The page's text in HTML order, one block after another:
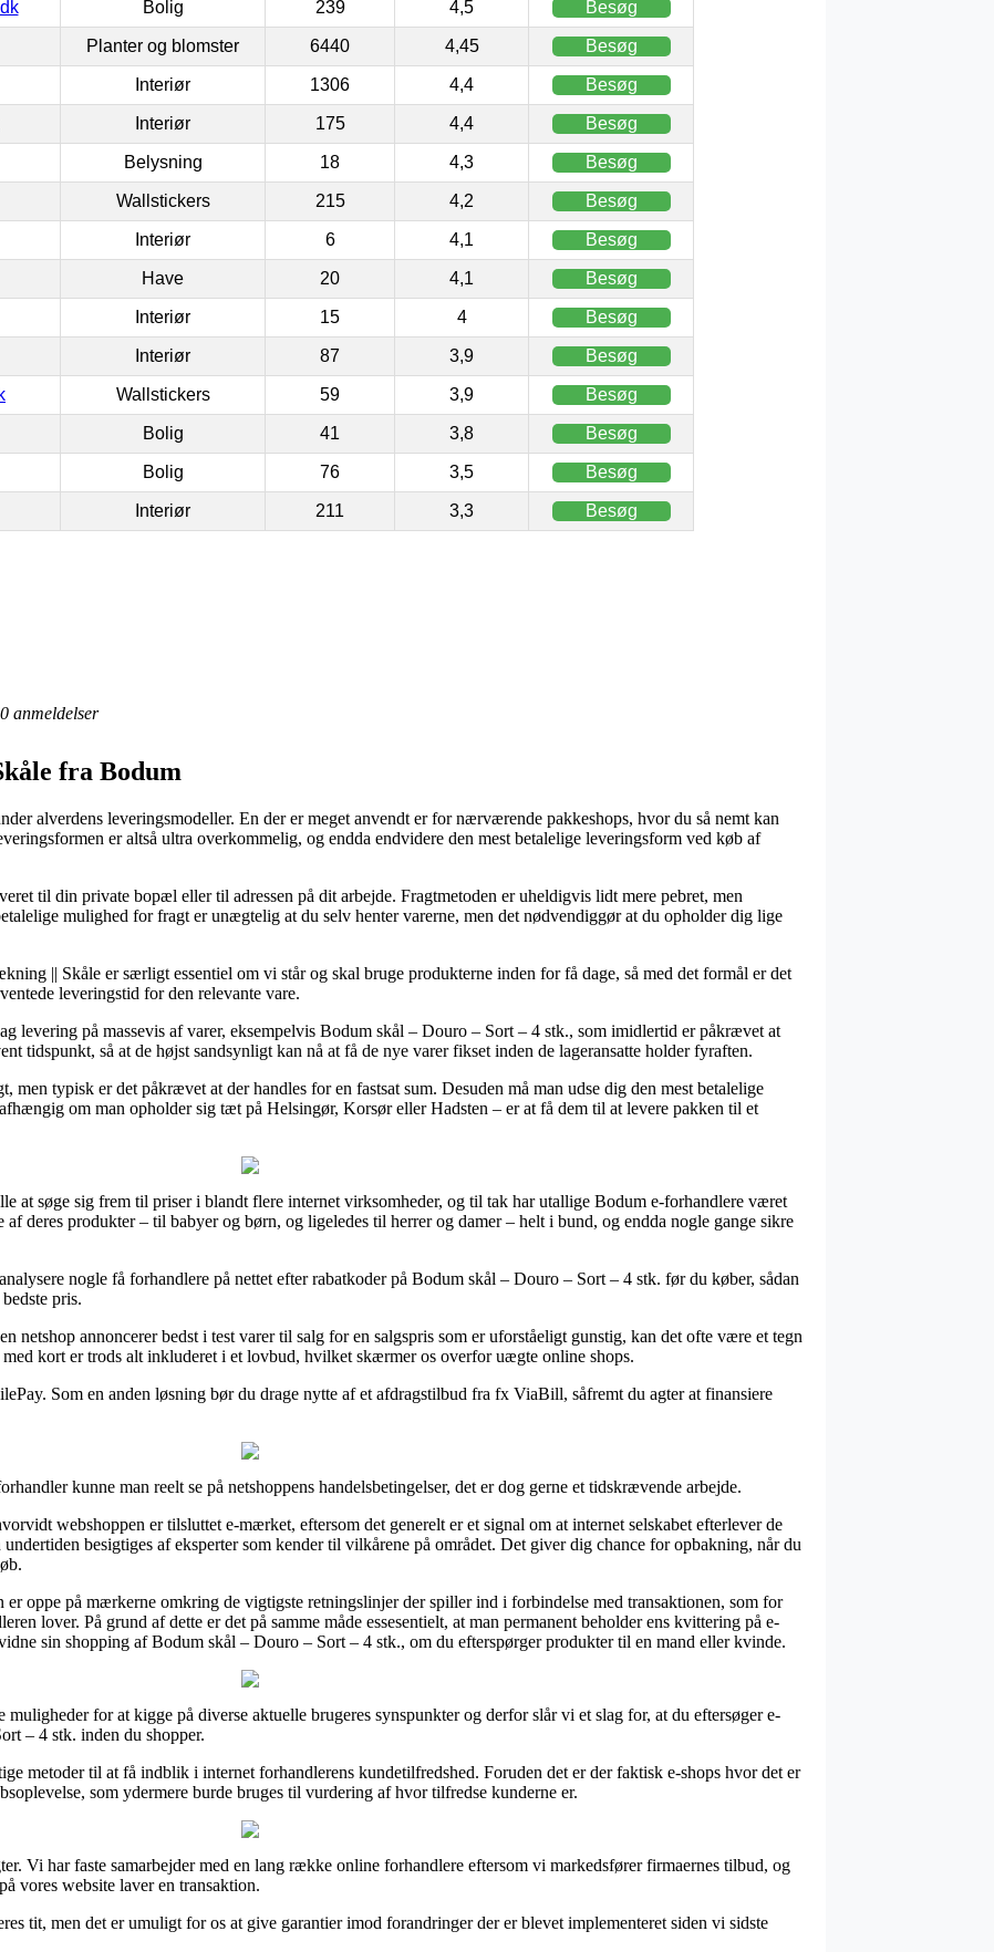
Bolig 239 4,5 Besøg
Planter og blomster 6440 4,45 Besøg
Interiør 1306 4,4 Besøg
Interiør 175 4,4 Besøg
Belysning 18 4,3 Besøg
Wallstickers 215 4,2 Besøg
Interiør 6 4,1 Besøg
Have 20 4,1 Besøg
Interiør 15 4 Besøg
Interiør 87 3,9 Besøg
Wallstickers 59 3,9 Besøg
Bolig 41 3,8 Besøg
Bolig 76 3,5 Besøg
Interiør 211 3,3 Besøg
anmeldelser
fra Bodum
alverdens leveringsmodeller. En der er meget anvendt er for nærværende pakkeshops, hvor du så nemt kan
er altså ultra overkommelig, og endda endvidere den mest betalelige leveringsform ved køb af
til din private bopæl eller til adressen på dit arbejde. Fragtmetoden er uheldigvis lidt mere pebret, men
mulighed for fragt er unægtelig at du selv henter varerne, men det nødvendiggør at du opholder dig lige
|| Skåle er særligt essentiel om vi står og skal bruge produkterne inden for få dage, så med det formål er det
leveringstid for den relevante vare.
levering på massevis af varer, eksempelvis Bodum skål – Douro – Sort – 4 stk., som imidlertid er påkrævet at
tidspunkt, så at de højst sandsynligt kan nå at få de nye varer fikset inden de lageransatte holder fyraften.
men typisk er det påkrævet at der handles for en fastsat sum. Desuden må man udse dig den mest betalelige
om man opholder sig tæt på Helsingør, Korsør eller Hadsten – er at få dem til at levere pakken til et
at søge sig frem til priser i blandt flere internet virksomheder, og til tak har utallige Bodum e-forhandlere været
deres produkter – til babyer og børn, og ligeledes til herrer og damer – helt i bund, og endda nogle gange sikre
nogle få forhandlere på nettet efter rabatkoder på Bodum skål – Douro – Sort – 4 stk. før du køber, sådan
pris.
netshop annoncerer bedst i test varer til salg for en salgspris som er uforståeligt gunstig, kan det ofte være et tegn
kort er trods alt inkluderet i et lovbud, hvilket skærmer os overfor uægte online shops.
Som en anden løsning bør du drage nytte af et afdragstilbud fra fx ViaBill, såfremt du agter at finansiere
kunne man reelt se på netshoppens handelsbetingelser, det er dog gerne et tidskrævende arbejde.
webshoppen er tilsluttet e-mærket, eftersom det generelt er et signal om at internet selskabet efterlever de
besigtiges af eksperter som kender til vilkårene på området. Det giver dig chance for opbakning, når du
oppe på mærkerne omkring de vigtigste retningslinjer der spiller ind i forbindelse med transaktionen, som for
lover. På grund af dette er det på samme måde essesentielt, at man permanent beholder ens kvittering på e-
sin shopping af Bodum skål – Douro – Sort – 4 stk., om du efterspørger produkter til en mand eller kvinde.
for at kigge på diverse aktuelle brugeres synspunkter og derfor slår vi et slag for, at du eftersøger e-
– 4 stk. inden du shopper.
metoder til at få indblik i internet forhandlerens kundetilfredshed. Foruden det er der faktisk e-shops hvor det er
som ydermere burde bruges til vurdering af hvor tilfredse kunderne er.
Vi har faste samarbejder med en lang række online forhandlere eftersom vi markedsfører firmaernes tilbud, og
vores website laver en transaktion.
tit, men det er umuligt for os at give garantier imod forandringer der er blevet implementeret siden vi sidste